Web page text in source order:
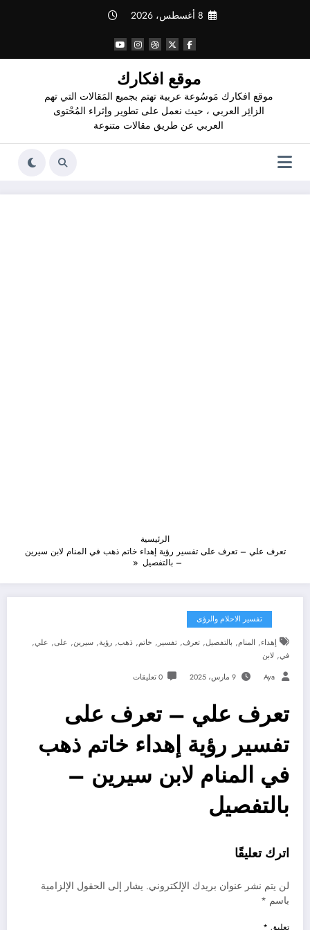
8 أغسطس، 2026
موقع افكارك
موقع افكارك مَوسُوعة عربية تهتم بجميع المَقالات التي تهم
الزائِر العربي ، حيث نعمل على تطوير وإثراء المُحْتوى
العربي عن طريق مقالات متنوعة
الرئيسية
تعرف علي – تعرف على تفسير رؤية إهداء خاتم ذهب في المنام لابن سيرين
– بالتفصيل
تفسير الاحلام والرؤى
إهداء, المنام, بالتفصيل, تعرف, تفسير , خاتم, ذهب, رؤية, سيرين, على, علي,
في, لابن
Aya 9 مارس، 2025 0 تعليقات
تعرف علي – تعرف على
تفسير رؤية إهداء خاتم ذهب
في المنام لابن سيرين –
بالتفصيل
اترك تعليقًا
لن يتم نشر عنوان بريدك الإلكتروني. يشار إلى الحقول الإلزامية
باسم *
تعليق *